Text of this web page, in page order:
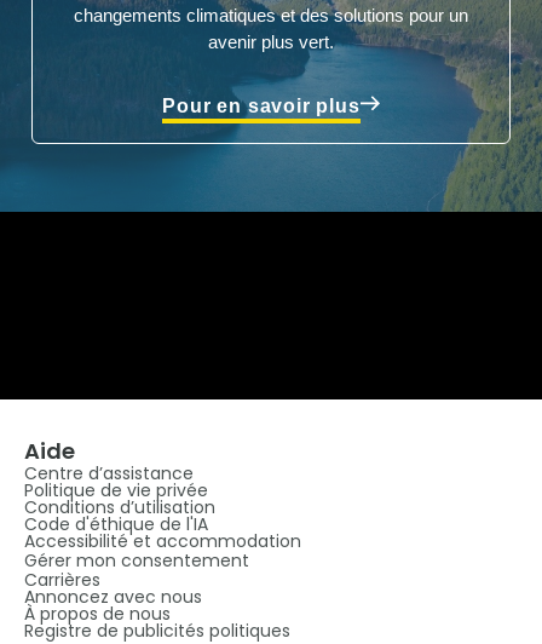
changements climatiques et des solutions pour un
avenir plus vert.
Pour en savoir plus
Aide
Centre d’assistance
Politique de vie privée
Conditions d’utilisation
Code d'éthique de l'IA
Accessibilité et accommodation
Gérer mon consentement
Carrières
Annoncez avec nous
À propos de nous
Registre de publicités politiques